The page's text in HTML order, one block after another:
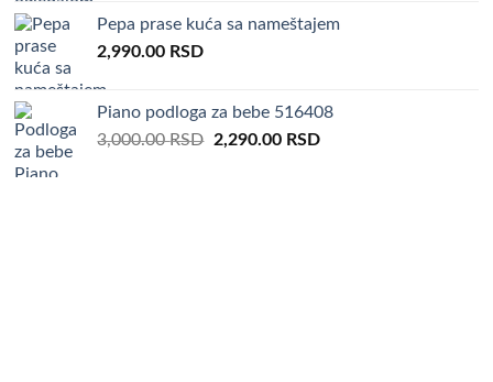
5,000.00 RSD.3,690.00 RSD.
Pepa prase kuća sa nameštajem
2,990.00 RSD
Piano podloga za bebe 516408
3,000.00RSD Original
2,290.00 RSDCurrent